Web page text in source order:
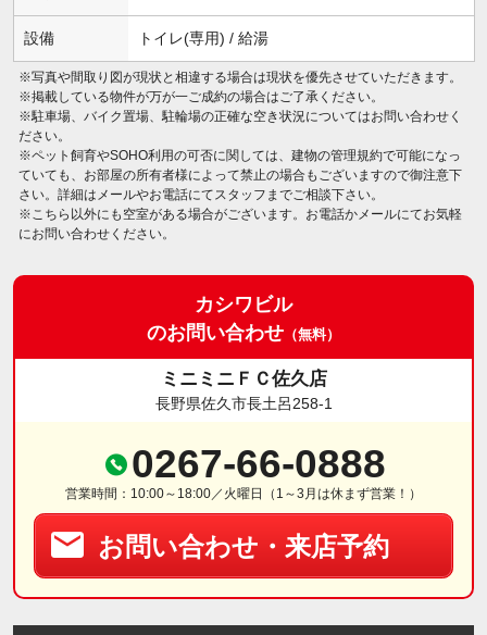
設備 トイレ(専用) / 給湯
※写真や間取り図が現状と相違する場合は現状を優先させていただきます。
※掲載している物件が万が一ご成約の場合はご了承ください。
※駐車場、バイク置場、駐輪場の正確な空き状況についてはお問い合わせく
ださい。
※ペット飼育やSOHO利用の可否に関しては、建物の管理規約で可能になっ
ていても、お部屋の所有者様によって禁止の場合もございますので御注意下
さい。詳細はメールやお電話にてスタッフまでご相談下さい。
※こちら以外にも空室がある場合がございます。お電話かメールにてお気軽
にお問い合わせください。
カシワビル
のお問い合わせ （無料）
ミニミニＦＣ佐久店
長野県佐久市長土呂258-1
0267-66-0888
営業時間：10:00～18:00／火曜日（1～3月は休まず営業！）
お問い合わせ・来店予約